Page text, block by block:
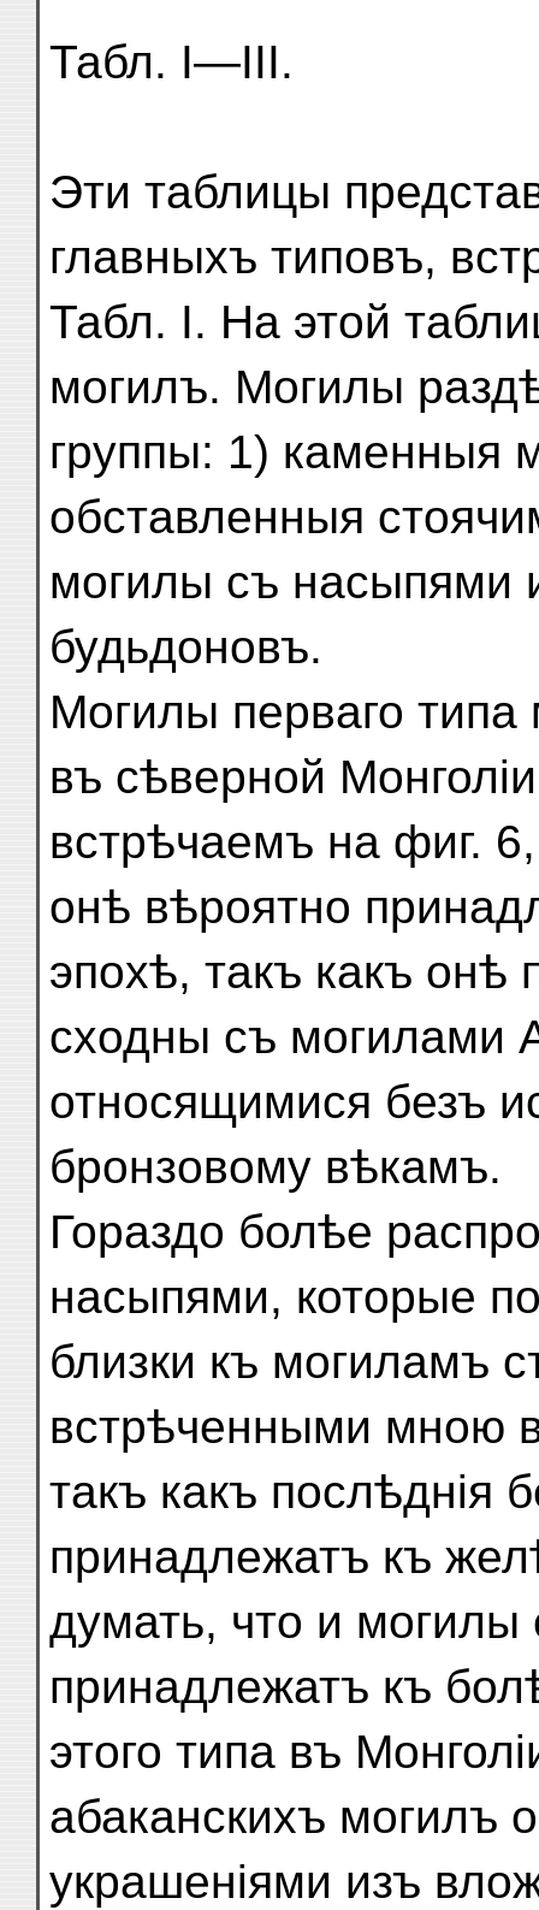
Табл. I—III.
Эти таблицы
главныхъ типовъ,
Табл. I. На этой
могилъ. Могилы
группы: 1) каменныя
обставленныя
могилы съ насыпями
будьдоновъ.
Могилы перваго
въ сѣверной
встрѣчаемъ на фиг.
онѣ вѣроятно
эпохѣ, такъ какъ
сходны съ могилами
относящимися безъ
бронзовому вѣкамъ.
Гораздо болѣе
насыпями, которые
близки къ могиламъ
встрѣченными мною
такъ какъ послѣднія
принадлежатъ къ
думать, что и
принадлежатъ къ
этого типа въ
абаканскихъ
украшеніями изъ